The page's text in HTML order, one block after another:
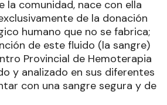
la comunidad, nace con ella
de la donación
humano que no se fabrica;
de este fluido (la sangre)
Provincial de Hemoterapia
y analizado en sus diferentes
con una sangre segura y de